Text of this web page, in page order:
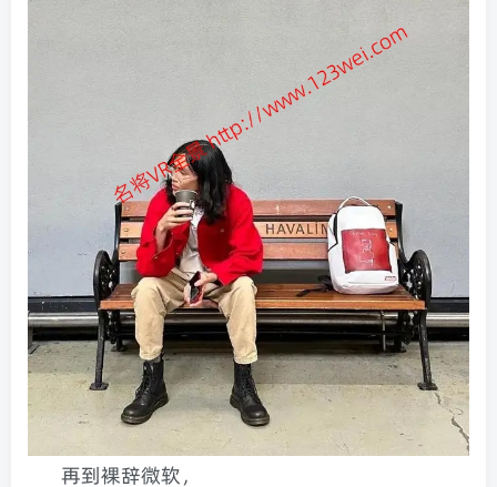
再到裸辞微软，